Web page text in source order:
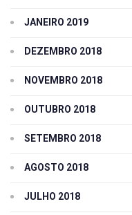
JANEIRO 2019
DEZEMBRO 2018
NOVEMBRO 2018
OUTUBRO 2018
SETEMBRO 2018
AGOSTO 2018
JULHO 2018